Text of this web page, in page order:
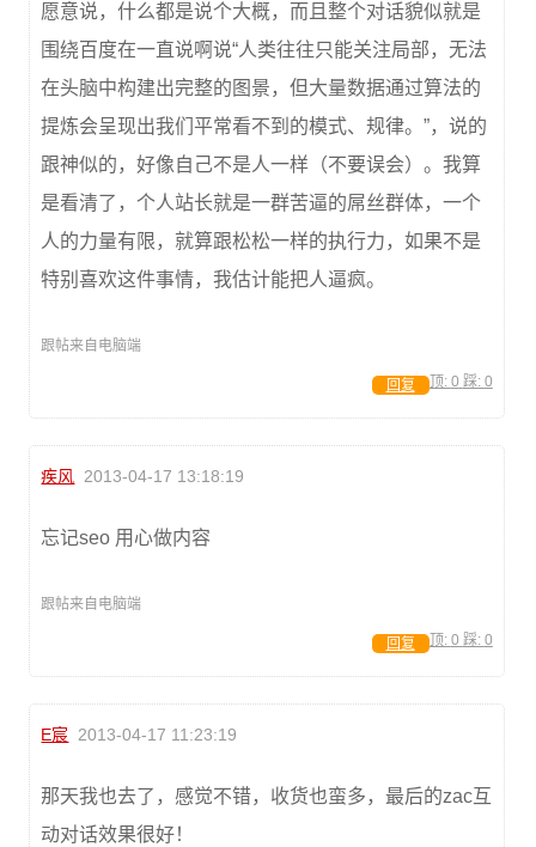
愿意说，什么都是说个大概，而且整个对话貌似就是
围绕百度在一直说啊说“人类往往只能关注局部，无法
在头脑中构建出完整的图景，但大量数据通过算法的
提炼会呈现出我们平常看不到的模式、规律。”，说的
跟神似的，好像自己不是人一样（不要误会）。我算
是看清了，个人站长就是一群苦逼的屌丝群体，一个
人的力量有限，就算跟松松一样的执行力，如果不是
特别喜欢这件事情，我估计能把人逼疯。
跟帖来自电脑端
顶: 0 踩: 0
回复
疾风 2013-04-17 13:18:19
忘记seo 用心做内容
跟帖来自电脑端
顶: 0 踩: 0
回复
E宸 2013-04-17 11:23:19
那天我也去了，感觉不错，收货也蛮多，最后的zac互
动对话效果很好！